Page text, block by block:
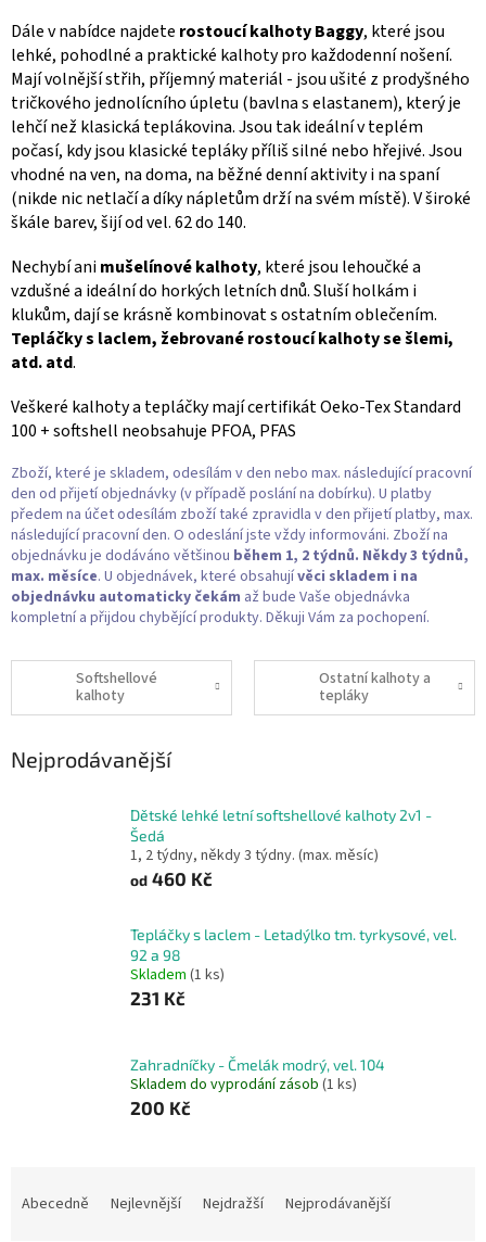
Dále v nabídce najdete rostoucí kalhoty Baggy, které jsou
lehké, pohodlné a praktické kalhoty pro každodenní nošení.
Mají volnější střih, příjemný materiál - jsou ušité z prodyšného
tričkového jednolícního úpletu (bavlna s elastanem), který je
lehčí než klasická teplákovina. Jsou tak ideální v teplém
počasí, kdy jsou klasické tepláky příliš silné nebo hřejivé. Jsou
vhodné na ven, na doma, na běžné denní aktivity i na spaní
(nikde nic netlačí a díky nápletům drží na svém místě). V široké
škále barev, šijí od vel. 62 do 140.
Nechybí animušelínové kalhoty, které jsou lehoučké a
vzdušné a ideální do horkých letních dnů. Sluší holkám i
klukům, dají se krásně kombinovat s ostatním oblečením.
Tepláčky s laclem, žebrované rostoucí kalhoty se šlemi,
atd. atd.
Veškeré kalhoty a tepláčky mají certifikát Oeko-Tex Standard
100 + softshell neobsahuje PFOA, PFAS
Zboží, které je skladem, odesílám v den nebo max. následující pracovní
den od přijetí objednávky (v případě poslání na dobírku). U platby
předem na účet odesílám zboží také zpravidla v den přijetí platby, max.
následující pracovní den. O odeslání jste vždy informováni. Zboží na
objednávku je dodáváno většinou během 1, 2 týdnů. Někdy 3 týdnů,
max. měsíce. U objednávek, které obsahujívěci skladem i na
objednávku automaticky čekám až bude Vaše objednávka
kompletní a přijdou chybějící produkty. Děkuji Vám za pochopení.
Softshellové
kalhoty
Ostatní kalhoty a
tepláky
Nejprodávanější
Dětské lehké letní softshellové kalhoty 2v1 -
Šedá
1, 2 týdny, někdy 3 týdny. (max. měsíc)
od 460 Kč
Tepláčky s laclem - Letadýlko tm. tyrkysové, vel.
92 a 98
Skladem (1 ks)
231 Kč
Zahradníčky - Čmelák modrý, vel. 104
Skladem do vyprodání zásob (1 ks)
200 Kč
Abecedně Nejlevnější Nejdražší Nejprodávanější